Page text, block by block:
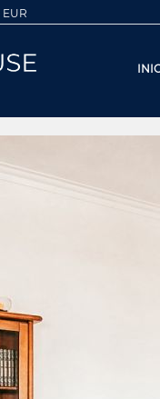
EUR